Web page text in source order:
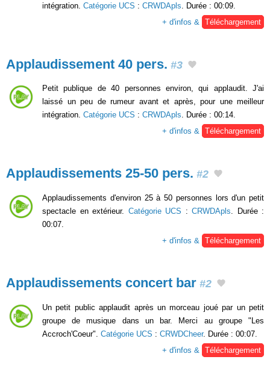
intégration. Catégorie UCS : CRWDApls . Durée : 00:09.
+ d'infos &
Téléchargement
Applaudissement 40 pers. #3
Petit publique de 40 personnes environ, qui applaudit. J'ai
laissé un peu de rumeur avant et après, pour une meilleur
intégration. Catégorie UCS : CRWDApls. Durée : 00:14.
+ d'infos & Téléchargement
Applaudissements 25-50 pers. #2
Applaudissements d'environ 25 à 50 personnes lors d'un petit
spectacle en extérieur. Catégorie UCS : CRWDApls. Durée :
00:07.
+ d'infos & Téléchargement
Applaudissements concert bar #2
Un petit public applaudit après un morceau joué par un petit
groupe de musique dans un bar. Merci au groupe "Les
Accroch'Coeur". Catégorie UCS : CRWDCheer. Durée : 00:07.
+ d'infos &
Téléchargement